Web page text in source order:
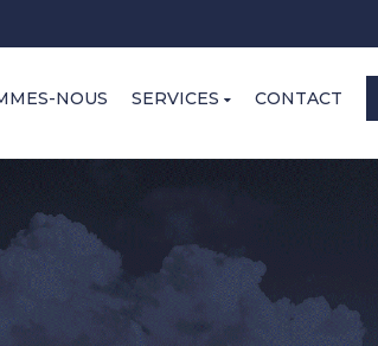
NOUS SERVICES CONTACT